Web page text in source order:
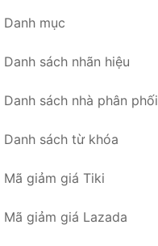
Danh mục
Danh sách nhãn hiệu
Danh sách nhà phân phối
Danh sách từ khóa
Mã giảm giá Tiki
Mã giảm giá Lazada